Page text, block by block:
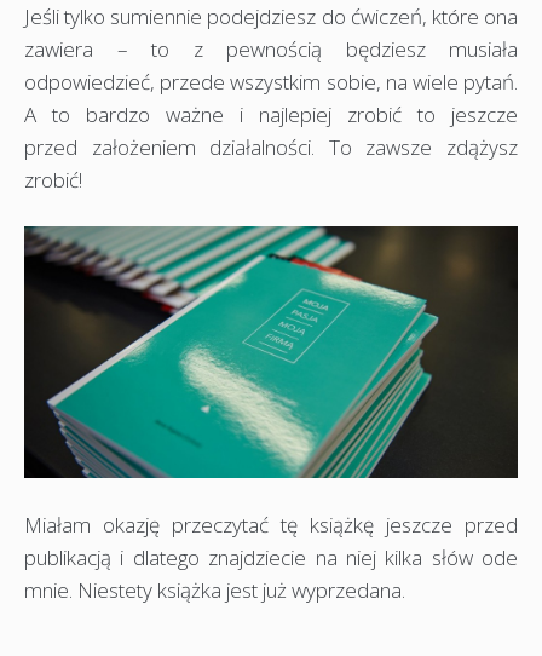
Jeśli tylko sumiennie podejdziesz do ćwiczeń, które ona
zawiera – to z pewnością będziesz musiała
odpowiedzieć, przede wszystkim sobie, na wiele pytań.
A to bardzo ważne i najlepiej zrobić to jeszcze
przed założeniem działalności. To zawsze zdążysz
zrobić!
Miałam okazję przeczytać tę książkę jeszcze przed
publikacją i dlatego znajdziecie na niej kilka słów ode
mnie. Niestety książka jest już wyprzedana.